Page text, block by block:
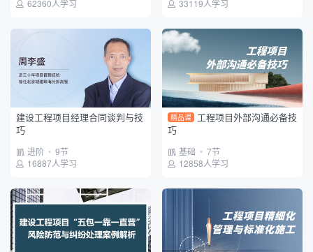
62360人学习
33119人学习
建设工程项目经理合同谈判与技
巧
进阶 • 9节
16887人学习
精品课 工程项目外部沟通必备技
巧
基础 • 7节
12858人学习